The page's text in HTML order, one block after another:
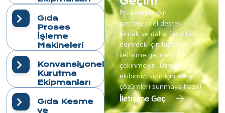
Gıda
Proses
İşleme
Makineleri
Konvansiyonel
Kurutma
Ekipmanları
Gıda Kesme
ve
Projeleriniz için
profesyonel destek
almak ve daha fazla bilgi
edinmek için bizimle
iletişime geçmekten
çekinmeyin. Uzman
ekibimiz, sizin için en iyi
çözümleri sunmaya hazır!
İletişime Geç